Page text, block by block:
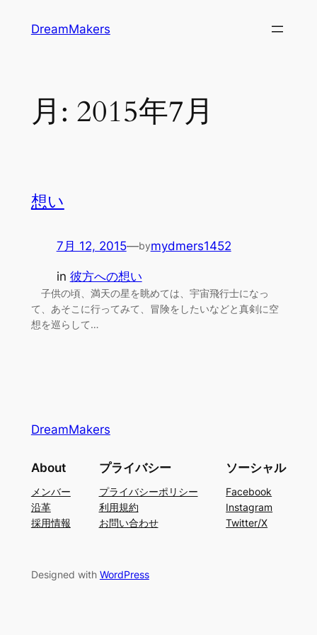
DreamMakers
月: 2015年7月
想い
7月 12, 2015—bymydmers1452
in 彼方への想い
子供の頃、満天の星を眺めては、宇宙飛行士になっ
て、あそこに行ってみて、冒険をしたいなどと真剣に空
想を巡らして…
DreamMakers
About
メンバー
沿革
採用情報
プライバシー
プライバシーポリシー
利用規約
お問い合わせ
ソーシャル
Facebook
Instagram
Twitter/X
Designed with WordPress